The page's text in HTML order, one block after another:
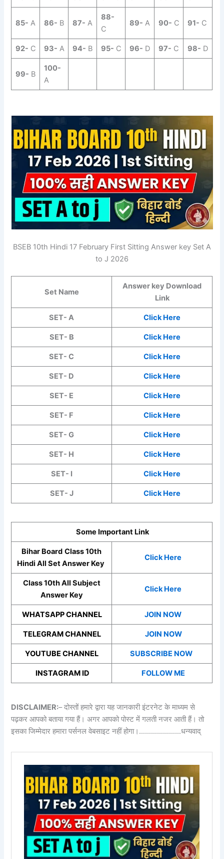
85- A 86- B 87- A
88-
C
89- A 90- C 91- C
92- C 93- A 94- B 95- C 96- D 97- C 98- D
99- B
100-
A
BSEB 10th Hindi 17 February First Sitting Answer key Set A
to J 2026
Set Name
Answer key Download
Link
SET- A Click Here
SET- B Click Here
SET- C Click Here
SET- D Click Here
SET- E Click Here
SET- F Click Here
SET- G Click Here
SET- H Click Here
SET- I Click Here
SET- J Click Here
Some Important Link
Bihar Board Class 10th
Hindi All Set Answer Key
Click Here
Class 10th All Subject
Answer Key
Click Here
WHATSAPP CHANNEL JOIN NOW
TELEGRAM CHANNEL JOIN NOW
YOUTUBE CHANNEL SUBSCRIBE NOW
INSTAGRAM ID FOLLOW ME
DISCLAIMER:– दोस्तों हमारे द्वारा यह जानकारी इंटरनेट के माध्यम से
पढ़कर आपको बताया गया हैं। अगर आपको पोस्ट में गलती नजर आती हैं। तो
इसका जिम्मेदार हमारा पर्सनल वेबसाइट नहीं होगा।…………………धन्यवाद्